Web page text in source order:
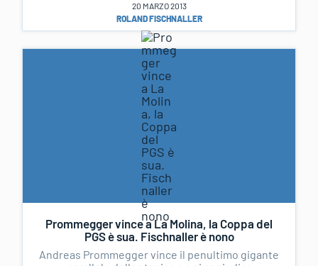
20 MARZO 2013
ROLAND FISCHNALLER
Prommegger vince a La Molina, la Coppa del
PGS è sua. Fischnaller è nono
Andreas Prommegger vince il penultimo gigante